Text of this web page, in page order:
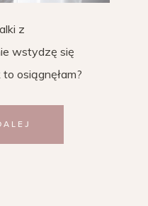
z
wstydzę się
osiągnęłam?